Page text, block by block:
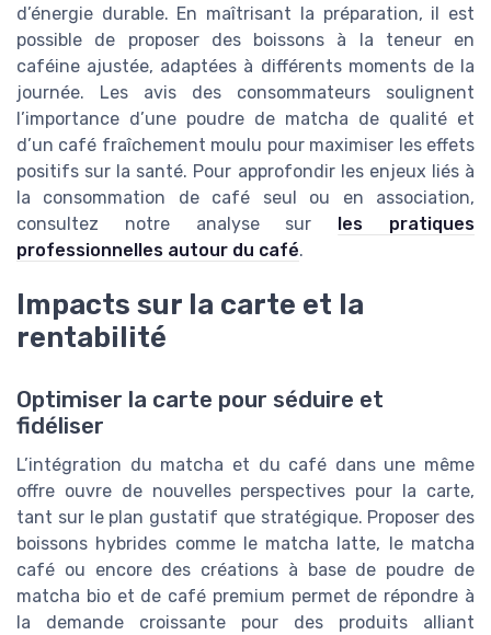
d’énergie durable. En maîtrisant la préparation, il est
possible de proposer des boissons à la teneur en
caféine ajustée, adaptées à différents moments de la
journée. Les avis des consommateurs soulignent
l’importance d’une poudre de matcha de qualité et
d’un café fraîchement moulu pour maximiser les effets
positifs sur la santé. Pour approfondir les enjeux liés à
la consommation de café seul ou en association,
consultez notre analyse sur
les pratiques
professionnelles autour du café.
Impacts sur la carte et la
rentabilité
Optimiser la carte pour séduire et
fidéliser
L’intégration du matcha et du café dans une même
offre ouvre de nouvelles perspectives pour la carte,
tant sur le plan gustatif que stratégique. Proposer des
boissons hybrides comme le matcha latte, le matcha
café ou encore des créations à base de poudre de
matcha bio et de café premium permet de répondre à
la demande croissante pour des produits alliant